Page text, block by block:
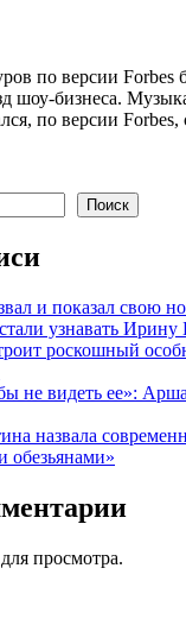
по версии Forbes
шоу-бизнеса.
по версии
Поиск
и показал свою
узнавать Ирину
роскошный
не видеть ее»:
назвала
обезьянами»
просмотра.